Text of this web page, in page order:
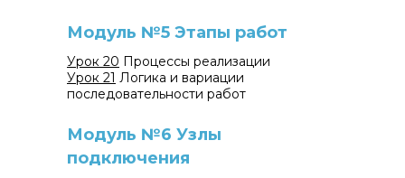
Урок 20 Процессы реализации
Урок 21 Логика и вариации
последовательности работ
Модуль №5 Этапы работ
Модуль №6 Узлы
подключения